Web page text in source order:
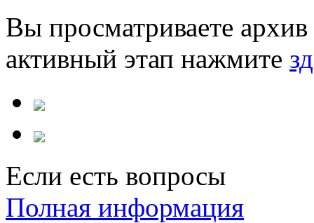
Вы просматриваете
активный этап нажмите
Если есть вопросы
Полная информация